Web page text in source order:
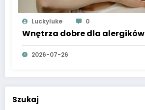
Luckyluke 0
Wnętrza dobre dla alergików
2026-07-26
Szukaj